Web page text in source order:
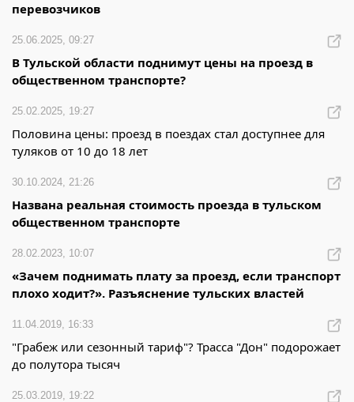
перевозчиков
25.06.2025, 09:27
В Тульской области поднимут цены на проезд в
общественном транспорте?
25.02.2025, 19:27
Половина цены: проезд в поездах стал доступнее для
туляков от 10 до 18 лет
30.10.2024, 21:26
Названа реальная стоимость проезда в тульском
общественном транспорте
28.02.2023, 10:07
«Зачем поднимать плату за проезд, если транспорт
плохо ходит?». Разъяснение тульских властей
11.04.2019, 16:33
"Грабеж или сезонный тариф"? Трасса "Дон" подорожает
до полутора тысяч
25.03.2019, 19:22